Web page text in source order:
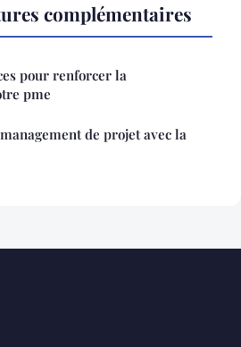
complémentaires
pour renforcer la
pme
de projet avec la